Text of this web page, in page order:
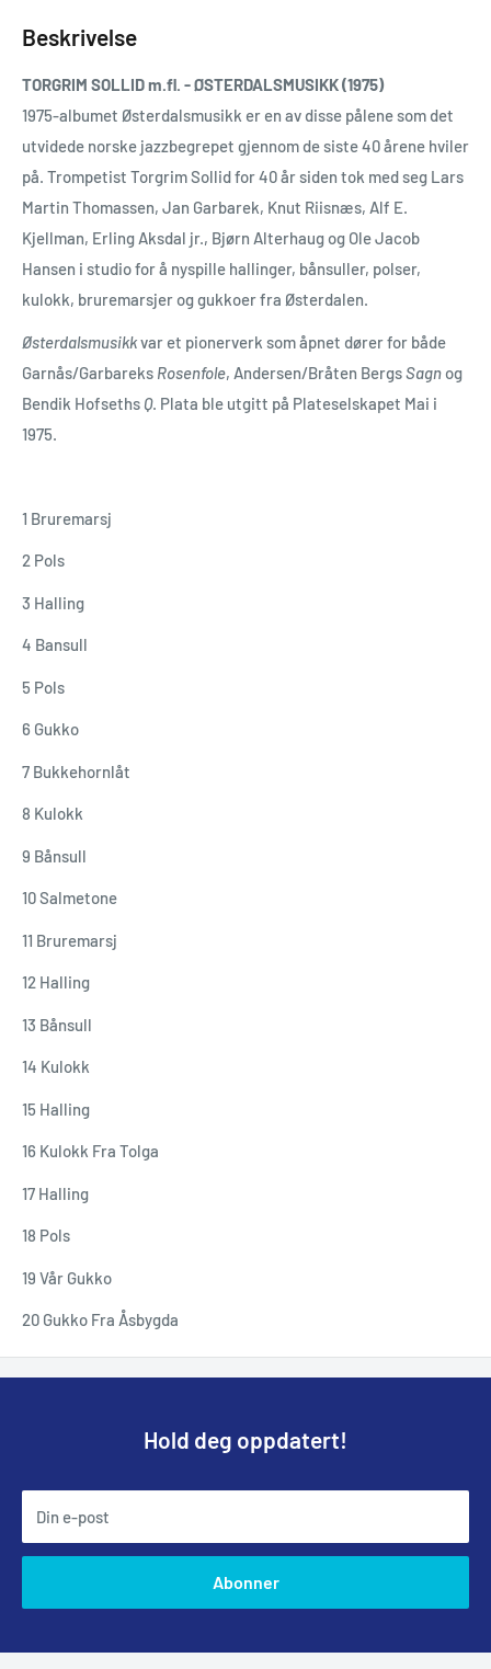
Beskrivelse
TORGRIM SOLLID m.fl. - ØSTERDALSMUSIKK (1975)
1975-albumet Østerdalsmusikk er en av disse pålene som det
utvidede norske jazzbegrepet gjennom de siste 40 årene hviler
på. Trompetist Torgrim Sollid for 40 år siden tok med seg Lars
Martin Thomassen, Jan Garbarek, Knut Riisnæs, Alf E.
Kjellman, Erling Aksdal jr., Bjørn Alterhaug og Ole Jacob
Hansen i studio for å nyspille hallinger, bånsuller, polser,
kulokk, bruremarsjer og gukkoer fra Østerdalen.
Østerdalsmusikkvar et pionerverk som åpnet dører for både
Garnås/Garbareks Rosenfole, Andersen/Bråten BergsSagnog
Bendik Hofseths Q. Plata ble utgitt på Plateselskapet Mai i
1975.
1 Bruremarsj
2 Pols
3 Halling
4 Bansull
5 Pols
6 Gukko
7 Bukkehornlåt
8 Kulokk
9 Bånsull
10 Salmetone
11 Bruremarsj
12 Halling
13 Bånsull
14 Kulokk
15 Halling
16 Kulokk Fra Tolga
17 Halling
18 Pols
19 Vår Gukko
20 Gukko Fra Åsbygda
Hold deg oppdatert!
Din e-post
Abonner